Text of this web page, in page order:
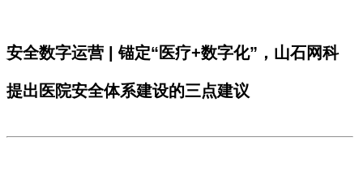
安全数字运营 | 锚定“医疗+数字化”，山石网科
提出医院安全体系建设的三点建议